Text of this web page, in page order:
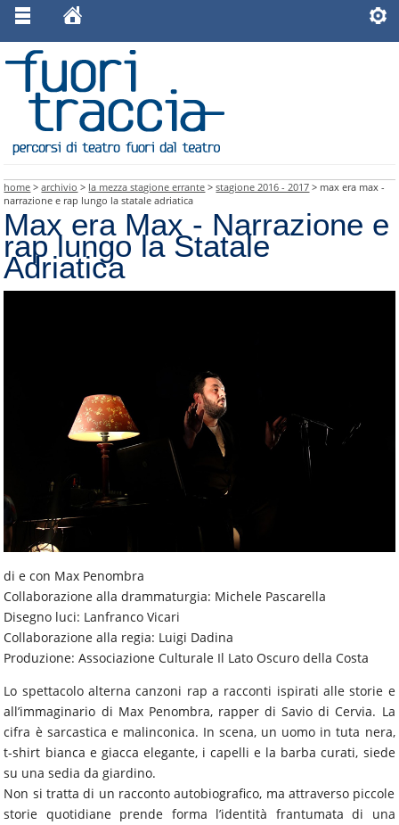
home >archivio > la mezza stagione errante >stagione 2016 - 2017 > max era max -
narrazione e rap lungo la statale adriatica
Max era Max - Narrazione e
rap lungo la Statale
Adriatica
di e con Max Penombra
Collaborazione alla drammaturgia: Michele Pascarella
Disegno luci: Lanfranco Vicari
Collaborazione alla regia: Luigi Dadina
Produzione: Associazione Culturale Il Lato Oscuro della Costa
Lo spettacolo alterna canzoni rap a racconti ispirati alle storie e
all’immaginario di Max Penombra, rapper di Savio di Cervia. La
cifra è sarcastica e malinconica. In scena, un uomo in tuta nera,
t-shirt bianca e giacca elegante, i capelli e la barba curati, siede
su una sedia da giardino.
Non si tratta di un racconto autobiografico, ma attraverso piccole
storie quotidiane prende forma l’identità frantumata di una